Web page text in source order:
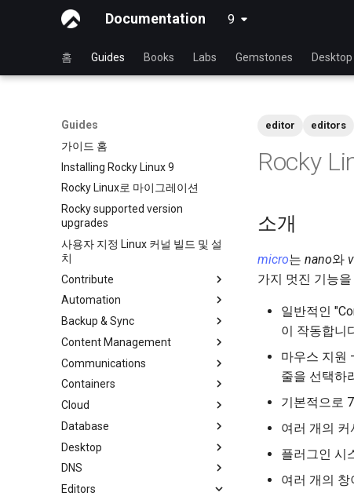
Documentation 9 latest
홈 Guides Books Labs Gemstones Desktop
Guides
가이드 홈
Installing Rocky Linux 9
Rocky Linux로 마이그레이션
Rocky supported version
upgrades
사용자 지정 Linux 커널 빌드 및 설
치
Contribute
Index
처음 기여자를 위한 가이드
GitHub에서 새 문서 만들기
Rocky 문서 포맷팅
Local Documentation
Introduction
로컬 문서 - 도커
로컬 문서 - LXD
로컬 문서 - Podman
로컬 문서 - Python VENV
네비게이션 변경
스타일 가이드
Automation
anacron - 명령 자동화
cron - 명령 자동화
cronie - 타이밍 작업
OliveTin
자동 템플릿 생성 - Packer -
Ansible - VMware vSphere
Backup & Sync
dump and restore command
미러링 솔루션 - lsyncd
백업 솔루션 - rsnapshot
rsync와 동기화
tar command
Content Management
Chyrp Lite
Nextcloud를 사용하는 클라우드
서버
도쿠 위키
WordPress on LAMP
Communications
Asterisk 설치
Containers
LXD Server
LXD 초보자 가이드 - 다중 서버
Podman의 Nextcloud
Podman
Working with Rancher and
Cloud
Migration to New Azure
Images
Database
MariaDB 데이터베이스 서버
Desktop
KDE 설치
MATE 데스크톱
DNS
Knot Authoritative DNS
Editors
editor editors
Rocky
소개
micro는 nano와
가지 멋진 기능
일반적인
이 작동합니
마우스 지원
줄을 선택하
기본적으로
여러 개의
플러그인 시
여러 개의 창